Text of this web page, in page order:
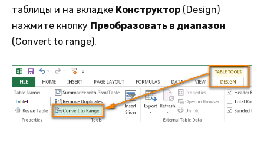
таблицы и на вкладке Конструктор (Design)
нажмите кнопку Преобразовать в диапазон
(Convert to range).